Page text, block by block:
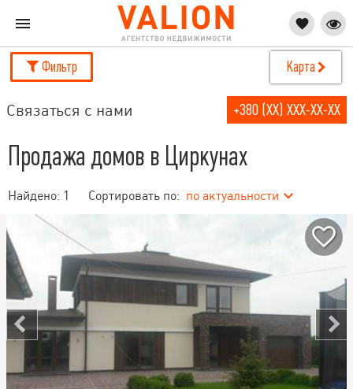
Фильтр Карта
Связаться с нами +380 (XX) XXX-XX-XX
Продажа домов в Циркунах
Найдено: 1 Сортировать по: по актуальности